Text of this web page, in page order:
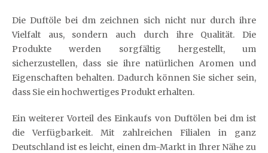
Die Duftöle bei dm zeichnen sich nicht nur durch ihre
Vielfalt aus, sondern auch durch ihre Qualität. Die
Produkte werden sorgfältig hergestellt, um
sicherzustellen, dass sie ihre natürlichen Aromen und
Eigenschaften behalten. Dadurch können Sie sicher sein,
dass Sie ein hochwertiges Produkt erhalten.
Ein weiterer Vorteil des Einkaufs von Duftölen bei dm ist
die Verfügbarkeit. Mit zahlreichen Filialen in ganz
Deutschland ist es leicht, einen dm-Markt in Ihrer Nähe zu